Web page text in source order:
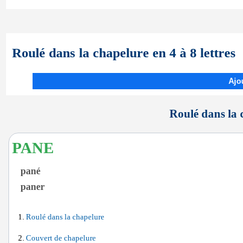
Roulé dans la chapelure en 4 à 8 lettres
Roulé dans la
PANE
pané
paner
Roulé dans la chapelure
Couvert de chapelure